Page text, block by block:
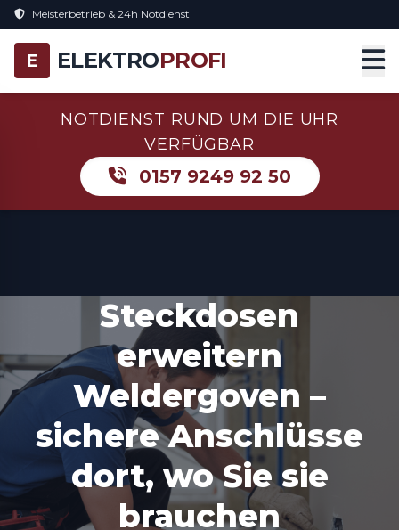
Meisterbetrieb & 24h Notdienst
E ELEKTROPROFI
NOTDIENST RUND UM DIE UHR
VERFÜGBAR
0157 9249 92 50
Steckdosen
erweitern
Weldergoven –
sichere Anschlüsse
dort, wo Sie sie
brauchen